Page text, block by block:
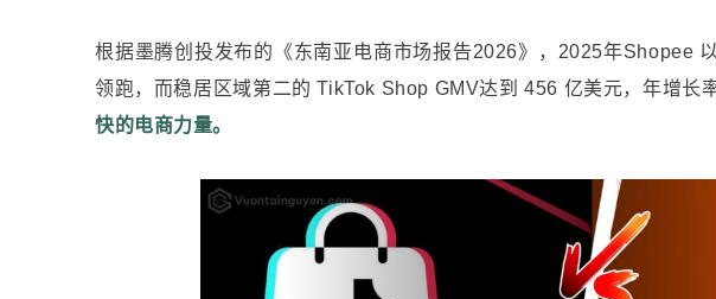
根据墨腾创投发布的《东南亚电商市场报告2026》，2025年Shopee
领跑，而稳居区域第二的 TikTok Shop GMV达到 456 亿美元，年增长
快的电商力量。